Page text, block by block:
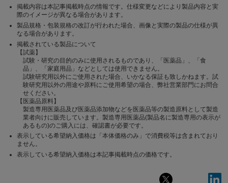
掲載内容は本記事掲載時点の情報です。仕様変更などにより製品内容と実
際のイメージが異なる場合があります。
製品規格・包装規格の改訂が行われた場合、画像と実際の製品の仕様が異
なる場合があります。
掲載されている製品について
【試薬】
試験・研究の目的のみに使用されるものであり、「医薬品」、「食
品」、「家庭用品」などとしては使用できません。
試験研究用以外にご使用された場合、いかなる保証も致しかねます。試
験研究用以外の用途や原料にご使用希望の場合、弊社営業部門にお問合
せください。
【医薬品原料】
製造専用医薬品及び医薬品添加物などを医薬品等の製造原料として製造
業者向けに販売しています。製造専用医薬品(製品名に製造専用の表示が
あるもの)のご購入には、確認書が必要です。
表示している希望納入価格は「本体価格のみ」で消費税等は含まれており
ません。
表示している希望納入価格は本記事掲載時点の価格です。